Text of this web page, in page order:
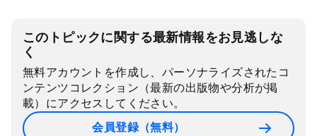
このトピックに関する最新情報をお見逃しな
く
無料アカウントを作成し、パーソナライズされたコ
ンテンツコレクション（最新の出版物や分析が掲
載）にアクセスしてください。
会員登録（無料）